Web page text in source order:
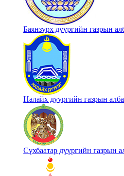
Баянзүрх дүүргийн газрын
Налайх дүүргийн газрын алба
Сүхбаатар дүүргийн газрын